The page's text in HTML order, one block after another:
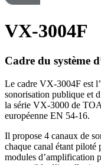
VX-3004F
Cadre du système
Le cadre VX-3004F est
sonorisation publique et
la série VX-3000 de
européenne EN 54-16.
Il propose 4 canaux de
chaque canal étant piloté
modules d’amplification